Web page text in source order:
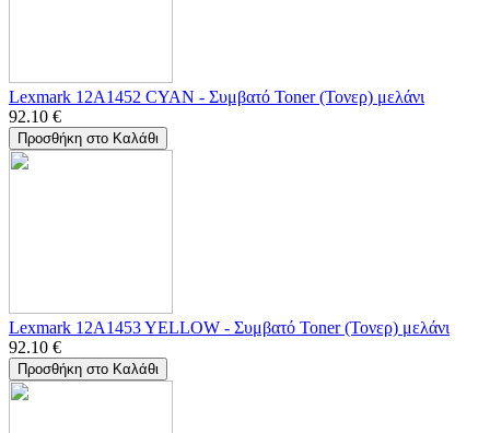
Lexmark 12A1452 CYAN - Συμβατό Toner (Τονερ) μελάνι
92.10 €
Προσθήκη στο Καλάθι
Lexmark 12A1453 YELLOW - Συμβατό Toner (Τονερ) μελάνι
92.10 €
Προσθήκη στο Καλάθι